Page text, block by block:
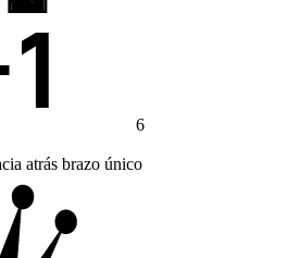
6
atrás brazo único